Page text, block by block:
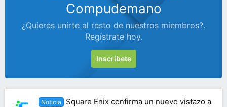
Compudemano
¿Quieres unirte al resto de nuestros miembros?.
Regístrate hoy.
Inscríbete
Noticia
Square Enix confirma un nuevo vistazo a